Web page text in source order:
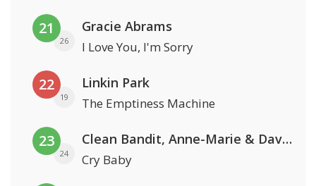
21
26
Gracie Abrams
I Love You, I'm Sorry
22
19
Linkin Park
The Emptiness Machine
23
24
Clean Bandit, Anne-Marie & David Guetta
Cry Baby